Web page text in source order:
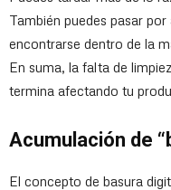
También puedes pasar
encontrarse dentro de la
En suma, la falta de
termina afectando tu
Acumulación de
El concepto de basura